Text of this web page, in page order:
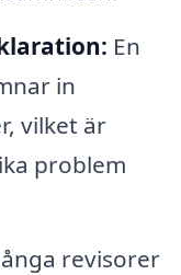
En
in
vilket är
problem
revisorer